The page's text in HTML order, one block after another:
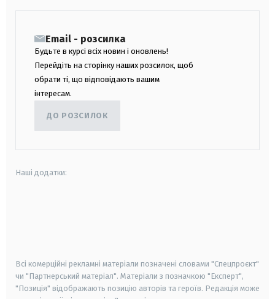
Email - розсилка
Будьте в курсі всіх новин і оновлень!
Перейдіть на сторінку наших розсилок, щоб
обрати ті, що відповідають вашим
інтересам.
ДО РОЗСИЛОК
Наші додатки:
Всі комерційні рекламні матеріали позначені словами "Спецпроєкт"
чи "Партнерський матеріал". Матеріали з позначкою "Експерт",
"Позиція" відображають позицію авторів та героїв. Редакція може